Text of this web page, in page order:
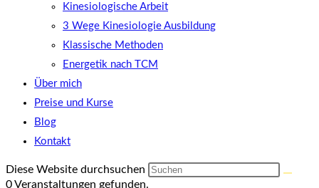
Kinesiologische Arbeit
3 Wege Kinesiologie Ausbildung
Klassische Methoden
Energetik nach TCM
Über mich
Preise und Kurse
Blog
Kontakt
Diese Website durchsuchen
0 Veranstaltungen gefunden.